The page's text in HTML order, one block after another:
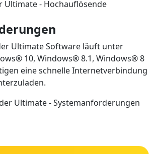
Ultimate Software läuft unter
10, Windows® 8.1, Windows® 8
eine schnelle Internetverbindung